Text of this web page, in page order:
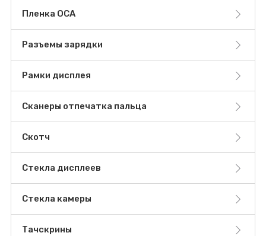
Пленка OCA
Разъемы зарядки
Рамки дисплея
Сканеры отпечатка пальца
Скотч
Стекла дисплеев
Стекла камеры
Тачскрины